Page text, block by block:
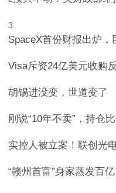
3
SpaceX首份财报出炉
Visa斥资24亿美元收购
胡锡进没变，世道变了
刚说“10年不卖”，持仓
实控人被立案！联创光
“赣州首富”身家蒸发百